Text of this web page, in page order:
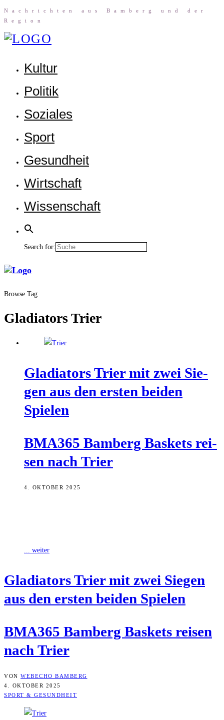
Nach­rich­ten aus Bam­berg und der
Region
Kul­tur
Poli­tik
Sozia­les
Sport
Gesund­heit
Wirt­schaft
Wis­sen­schaft
Search for:
Browse Tag
Gladiators Trier
Gla­dia­tors Trier mit zwei Sie­
gen aus den ers­ten bei­den
Spielen
BMA365 Bam­berg Bas­kets rei­
sen nach Trier
4. OKTOBER 2025
... weiter
Gla­dia­tors Trier mit zwei Sie­gen
aus den ers­ten bei­den Spielen
BMA365 Bam­berg Bas­kets rei­sen
nach Trier
VON WEBECHO BAMBERG
4. OKTOBER 2025
SPORT & GESUNDHEIT